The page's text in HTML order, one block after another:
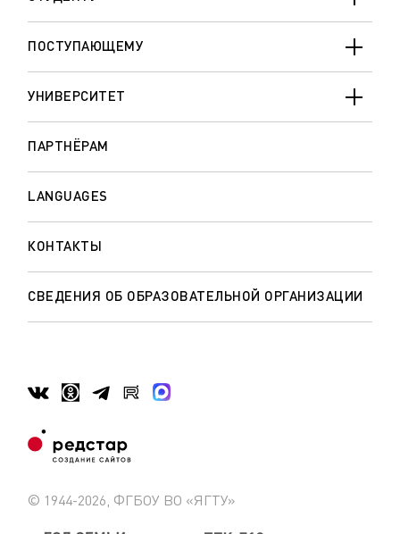
ПОСТУПАЮЩЕМУ
УНИВЕРСИТЕТ
ПАРТНЁРАМ
LANGUAGES
КОНТАКТЫ
СВЕДЕНИЯ ОБ ОБРАЗОВАТЕЛЬНОЙ ОРГАНИЗАЦИИ
© 1944-2026, ФГБОУ ВО «ЯГТУ»